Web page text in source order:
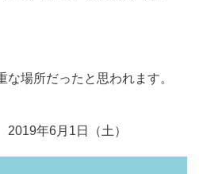
場所だったと思われます。
年6月1日（土）